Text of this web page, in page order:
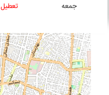
جمعه
تعطیل